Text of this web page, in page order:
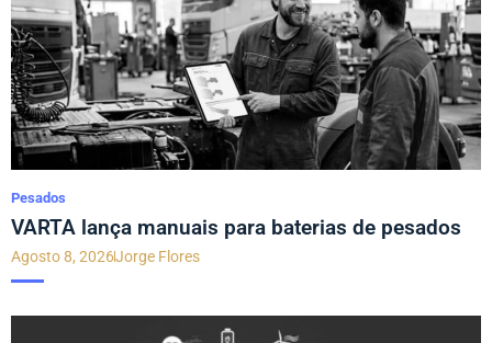
Pesados
VARTA lança manuais para baterias de pesados
Agosto 8, 2026Jorge Flores